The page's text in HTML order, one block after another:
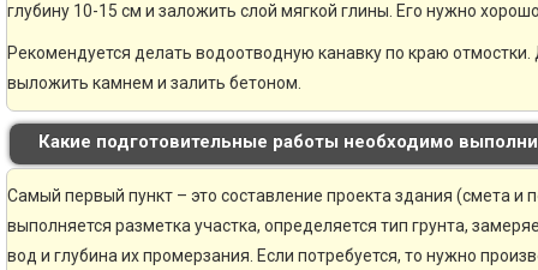
глубину 10-15 см и заложить слой мягкой глины. Его нужно
Рекомендуется делать водоотводную канавку по краю
выложить камнем и залить бетоном.
Какие подготовительные работы необходимо
Самый первый пункт – это составление проекта здания (смета и
выполняется разметка участка, определяется тип грунта,
вод и глубина их промерзания. Если потребуется, то нужно